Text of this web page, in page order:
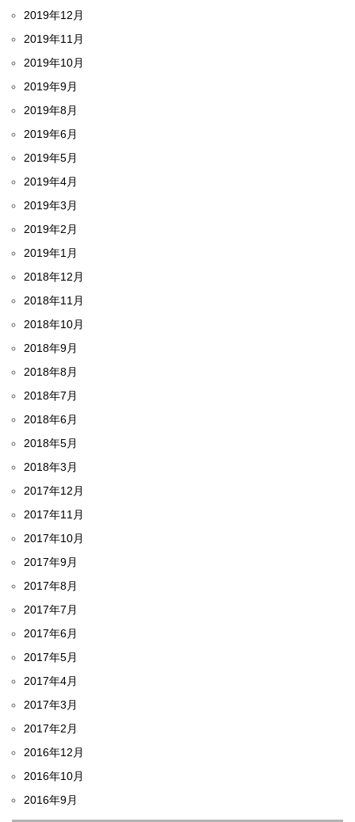
2019年12月
2019年11月
2019年10月
2019年9月
2019年8月
2019年6月
2019年5月
2019年4月
2019年3月
2019年2月
2019年1月
2018年12月
2018年11月
2018年10月
2018年9月
2018年8月
2018年7月
2018年6月
2018年5月
2018年3月
2017年12月
2017年11月
2017年10月
2017年9月
2017年8月
2017年7月
2017年6月
2017年5月
2017年4月
2017年3月
2017年2月
2016年12月
2016年10月
2016年9月